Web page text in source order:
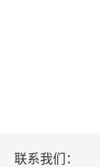
联系我们：